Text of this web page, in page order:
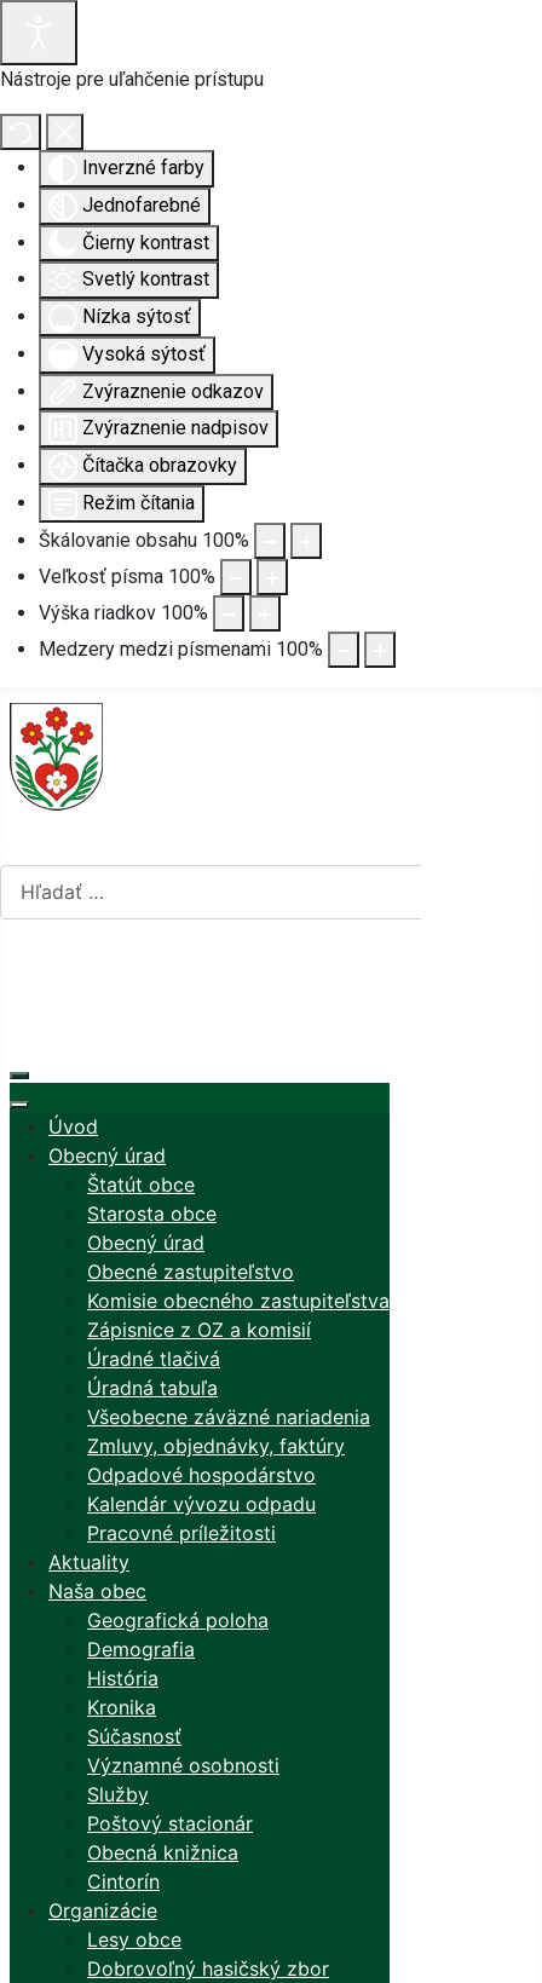
Nástroje pre uľahčenie prístupu
Inverzné farby
Jednofarebné
Čierny kontrast
Svetlý kontrast
Nízka sýtosť
Vysoká sýtosť
Zvýraznenie odkazov
Zvýraznenie nadpisov
Čítačka obrazovky
Režim čítania
Škálovanie obsahu 100%
Veľkosť písma 100%
Výška riadkov 100%
Medzery medzi písmenami 100%
Úvod
Obecný úrad
Štatút obce
Starosta obce
Obecný úrad
Obecné zastupiteľstvo
Komisie obecného zastupiteľstva
Zápisnice z OZ a komisií
Úradné tlačivá
Úradná tabuľa
Všeobecne záväzné nariadenia
Zmluvy, objednávky, faktúry
Odpadové hospodárstvo
Kalendár vývozu odpadu
Pracovné príležitosti
Aktuality
Naša obec
Geografická poloha
Demografia
História
Kronika
Súčasnosť
Významné osobnosti
Služby
Poštový stacionár
Obecná knižnica
Cintorín
Organizácie
Lesy obce
Dobrovoľný hasičský zbor